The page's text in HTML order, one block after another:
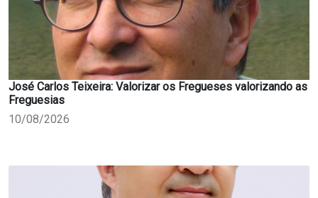
José Carlos Teixeira: Valorizar os Fregueses valorizando as
Freguesias
10/08/2026